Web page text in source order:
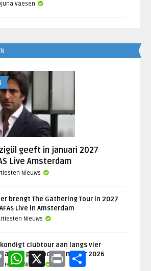
Vaesen
geeft in januari 2027
Live Amsterdam
Nieuws
brengt The Gathering Tour in 2027
Live in Amsterdam
Nieuws
kondigt clubtour aan langs vier
poppodia in najaar 2026
Artiesten Nieuws
Copy
Link
WhatsApp
X Print Delen